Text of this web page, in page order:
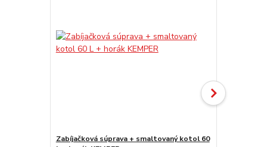
Zabíjačková súprava + smaltovaný kotol 60